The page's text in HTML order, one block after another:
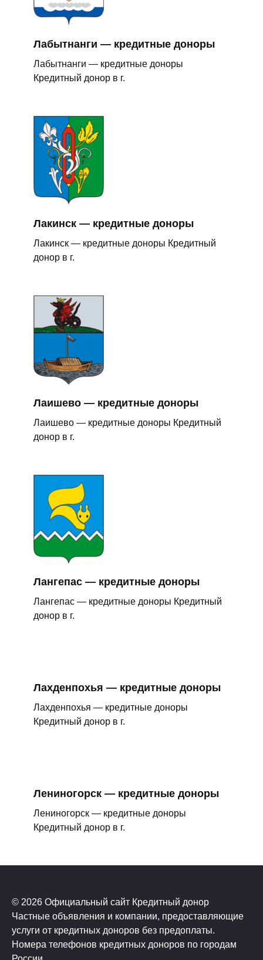
Лабытнанги — кредитные доноры
Лабытнанги — кредитные доноры
Кредитный донор в г.
Лакинск — кредитные доноры
Лакинск — кредитные доноры Кредитный
донор в г.
Лаишево — кредитные доноры
Лаишево — кредитные доноры Кредитный
донор в г.
Лангепас — кредитные доноры
Лангепас — кредитные доноры Кредитный
донор в г.
Лахденпохья — кредитные доноры
Лахденпохья — кредитные доноры
Кредитный донор в г.
Лениногорск — кредитные доноры
Лениногорск — кредитные доноры
Кредитный донор в г.
© 2026 Официальный сайт Кредитный донор
Частные объявления и компании, предоставляющие
услуги от кредитных доноров без предоплаты.
Номера телефонов кредитных доноров по городам